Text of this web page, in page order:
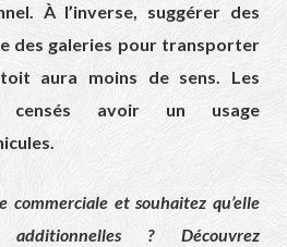
À l’inverse, suggérer des
des galeries pour transporter
aura moins de sens. Les
censés avoir un usage
commerciale et souhaitez qu’elle
? Découvrez